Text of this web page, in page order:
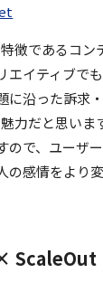
徴であるコ
エイティブで
に沿った訴求
力だと思いま
ので、ユーザ
の感情をより
ScaleOut